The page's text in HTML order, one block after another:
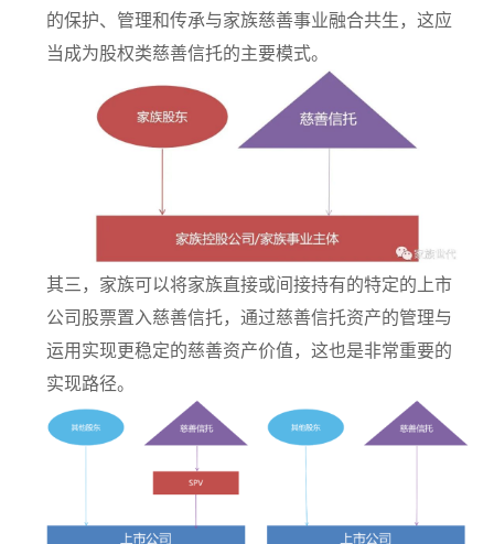
的保护、管理和传承与家族慈善事业融合共生，这应
当成为股权类慈善信托的主要模式。
其三，家族可以将家族直接或间接持有的特定的上市
公司股票置入慈善信托，通过慈善信托资产的管理与
运用实现更稳定的慈善资产价值，这也是非常重要的
实现路径。